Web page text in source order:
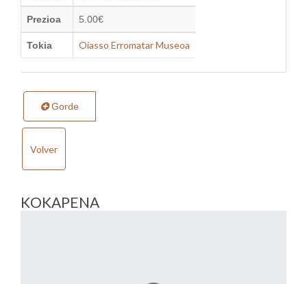
Prezioa 5.00€
Tokia Oiasso Erromatar Museoa
Gorde
Volver
KOKAPENA